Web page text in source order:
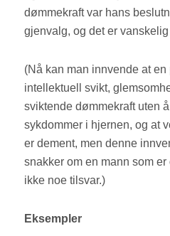
dømmekraft var hans
gjenvalg, og det er
(Nå kan man innvende at en
intellektuell svikt,
sviktende dømmekraft uten
sykdommer i hjernen, og at
er dement, men denne
snakker om en mann som
ikke noe tilsvar.)
Eksempler